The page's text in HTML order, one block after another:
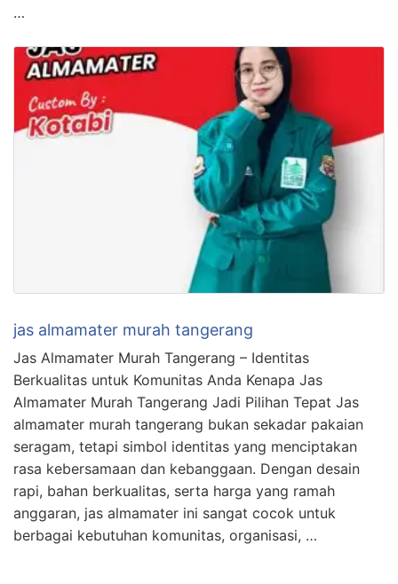
…
jas almamater murah tangerang
Jas Almamater Murah Tangerang – Identitas
Berkualitas untuk Komunitas Anda Kenapa Jas
Almamater Murah Tangerang Jadi Pilihan Tepat Jas
almamater murah tangerang bukan sekadar pakaian
seragam, tetapi simbol identitas yang menciptakan
rasa kebersamaan dan kebanggaan. Dengan desain
rapi, bahan berkualitas, serta harga yang ramah
anggaran, jas almamater ini sangat cocok untuk
berbagai kebutuhan komunitas, organisasi, …